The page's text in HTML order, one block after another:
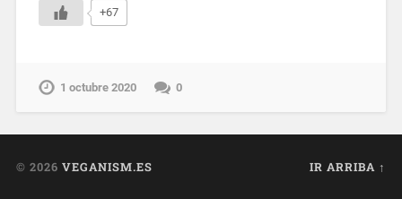
+67
1 octubre 2020 0
© 2026 VEGANISM.ES IR ARRIBA ↑